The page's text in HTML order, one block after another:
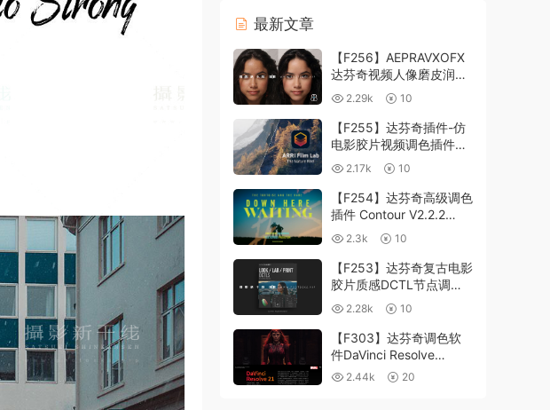
最新文章
【F256】AEPRAVXOFX
达芬奇视频人像磨皮润肤
美颜插件 Beauty Box
V6.0.3 Win
2.29k 10
【F255】达芬奇插件-仿
电影胶片视频调色插件
ARRI Film Lab 1.0.10 Win
2.17k 10
【F254】达芬奇高级调色
插件 Contour V2.2.2
WinMac 含使用教程
2.3k 10
【F253】达芬奇复古电影
胶片质感DCTL节点调色
预设 MonoNodes LOOK
LAB PRINT V4.0
2.28k 10
【F303】达芬奇调色软
件DaVinci Resolve
Studio21.0.3 中文版
2.44k 20